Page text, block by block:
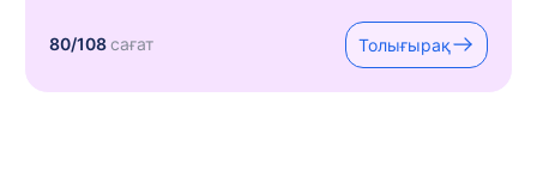
80/108сағат Толығырақ